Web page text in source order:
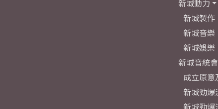
新城動力
新城製作
新城音樂
新城娛樂
新城音統會
成立原意
新城勁爆
新城勁爆